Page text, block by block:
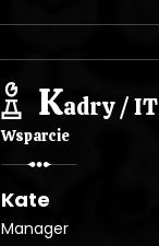
Kadry / IT
Wsparcie
Kate
Manager